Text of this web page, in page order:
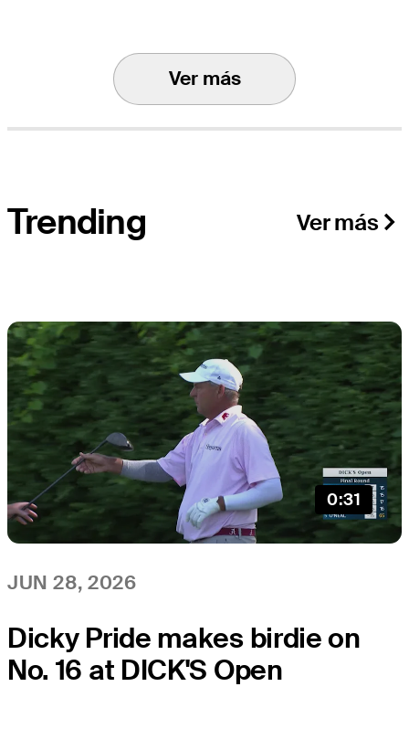
Ver más
Trending Ver más
0:31
JUN 28, 2026
Dicky Pride makes birdie on
No. 16 at DICK'S Open